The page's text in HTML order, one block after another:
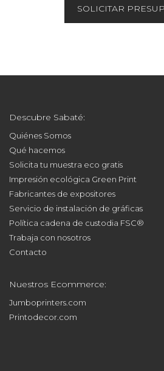
SOLICITAR
Descubre Sabaté:
Quiénes Somos
Qué hacemos
Solicita tu muestra eco gratis
Impresión ecológica Green Print
Fabricantes de expositores
Servicio de instalación de gráficas
Política cadena de custodia FSC®
Trabaja con nosotros
Contacto
Nuestros Ecommerce:
Jumboprinters.com
Printodecor.com